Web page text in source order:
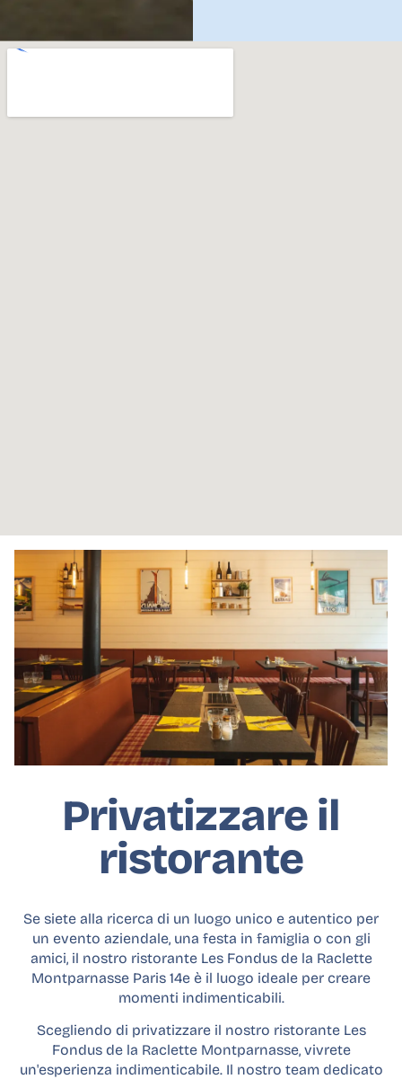
Privatizzare il
ristorante
Se siete alla ricerca di un luogo unico e autentico per
un evento aziendale, una festa in famiglia o con gli
amici, il nostro ristorante Les Fondus de la Raclette
Montparnasse Paris 14e è il luogo ideale per creare
momenti indimenticabili.
Scegliendo di privatizzare il nostro ristorante Les
Fondus de la Raclette Montparnasse, vivrete
un'esperienza indimenticabile. Il nostro team dedicato